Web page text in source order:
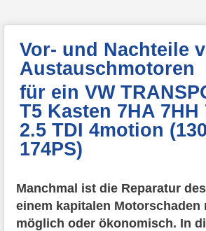
Vor- und Nachteile
Austauschmotoren
für ein VW
T5 Kasten 7HA 7HH
2.5 TDI 4motion
174PS)
Manchmal ist die Reparatur
einem kapitalen Motorschaden
möglich oder ökonomisch. In